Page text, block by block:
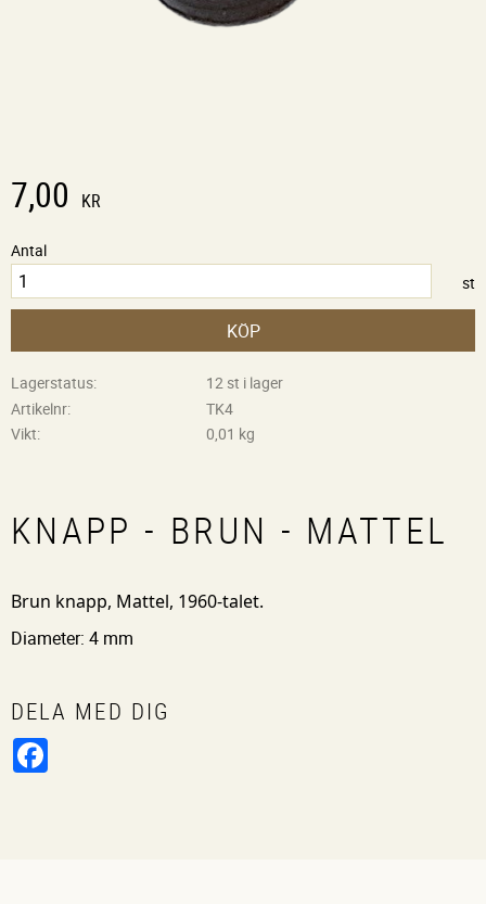
7,00 KR
Antal
st
KÖP
Lagerstatus
12 st i lager
Artikelnr
TK4
Vikt
0,01 kg
KNAPP - BRUN - MATTEL
Brun knapp, Mattel, 1960-talet.
Diameter: 4 mm
DELA MED DIG